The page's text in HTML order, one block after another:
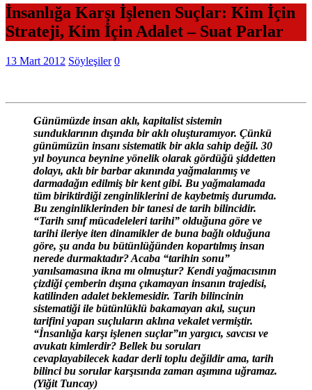
İnsanlığa Karşı İşlenen Suçlar: Kim İçin
Strateji, Kim İçin Adalet – Suat Parlar
13 Mart 2012 Söyleşiler 0
Günümüzde insan aklı, kapitalist sistemin
sunduklarının dışında bir aklı oluşturamıyor. Çünkü
günümüzün insanı sistematik bir akla sahip değil. 30
yıl boyunca beynine yönelik olarak gördüğü şiddetten
dolayı, aklı bir barbar akınında yağmalanmış ve
darmadağın edilmiş bir kent gibi. Bu yağmalamada
tüm biriktirdiği zenginliklerini de kaybetmiş durumda.
Bu zenginliklerinden bir tanesi de tarih bilincidir.
“Tarih sınıf mücadeleleri tarihi” olduğuna göre ve
tarihi ileriye iten dinamikler de buna bağlı olduğuna
göre, şu anda bu bütünlüğünden kopartılmış insan
nerede durmaktadır? Acaba “tarihin sonu”
yanılsamasına ikna mı olmuştur? Kendi yağmacısının
çizdiği çemberin dışına çıkamayan insanın trajedisi,
katilinden adalet beklemesidir. Tarih bilincinin
sistematiği ile bütünlüklü bakamayan akıl, suçun
tarifini yapan suçluların aklına vekalet vermiştir.
“İnsanlığa karşı işlenen suçlar”ın yargıcı, savcısı ve
avukatı kimlerdir? Bellek bu soruları
cevaplayabilecek kadar derli toplu değildir ama, tarih
bilinci bu sorular karşısında zaman aşımına uğramaz.
(Yiğit Tuncay)